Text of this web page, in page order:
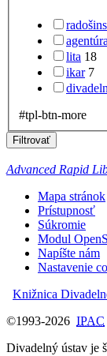
lita 18
ikar 7
#tpl-btn-more
Filtrovať
Advanced Rapid
Mapa stránok
Prístupnosť
Súkromie
Modul
Napíšte nám
Nastavenie
Knižnica
©1993-2026 IPAC
Divadelný ústav je